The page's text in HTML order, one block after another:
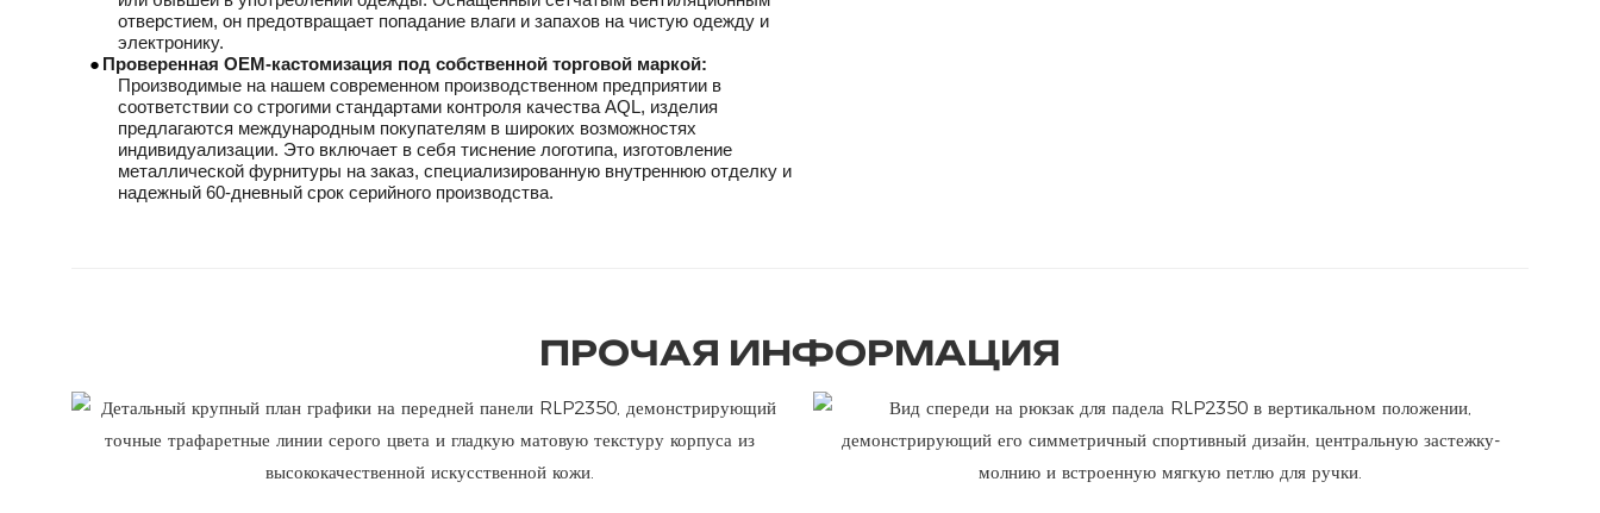
отверстием, он предотвращает попадание влаги и запахов на чистую одежду и
электронику.
● Проверенная OEM-кастомизация под собственной торговой маркой:
Производимые на нашем современном производственном предприятии в
соответствии со строгими стандартами контроля качества AQL, изделия
предлагаются международным покупателям в широких возможностях
индивидуализации. Это включает в себя тиснение логотипа, изготовление
металлической фурнитуры на заказ, специализированную внутреннюю отделку и
надежный 60-дневный срок серийного производства.
ПРОЧАЯ ИНФОРМАЦИЯ